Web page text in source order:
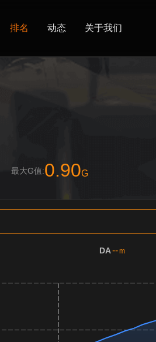
排名 动态 关于我们
最大G值:0.90G
DA--m